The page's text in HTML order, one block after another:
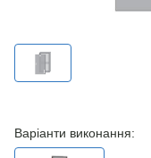
Варіанти виконання: